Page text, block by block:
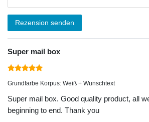
Rezension senden
Super mail box
Grundfarbe Korpus: Weiß + Wunschtext
Super mail box. Good quality product, all
beginning to end. Thank you